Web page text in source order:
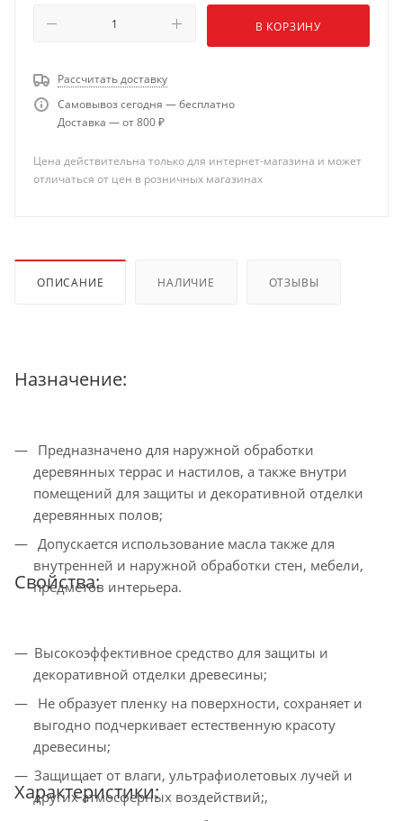
В КОРЗИНУ
Рассчитать доставку
Самовывоз сегодня — бесплатно
Доставка — от 800 ₽
Цена действительна только для интернет-магазина и может
отличаться от цен в розничных магазинах
ОПИСАНИЕ НАЛИЧИЕ ОТЗЫВЫ
Назначение:
Предназначено для наружной обработки
деревянных террас и настилов, а также внутри
помещений для защиты и декоративной отделки
деревянных полов;
Допускается использование масла также для
внутренней и наружной обработки стен, мебели,
предметов интерьера.
Свойства:
Высокоэффективное средство для защиты и
декоративной отделки древесины;
Не образует пленку на поверхности, сохраняет и
выгодно подчеркивает естественную красоту
древесины;
Защищает от влаги, ультрафиолетовых лучей и
других атмосферных воздействий;,
Характеристики: